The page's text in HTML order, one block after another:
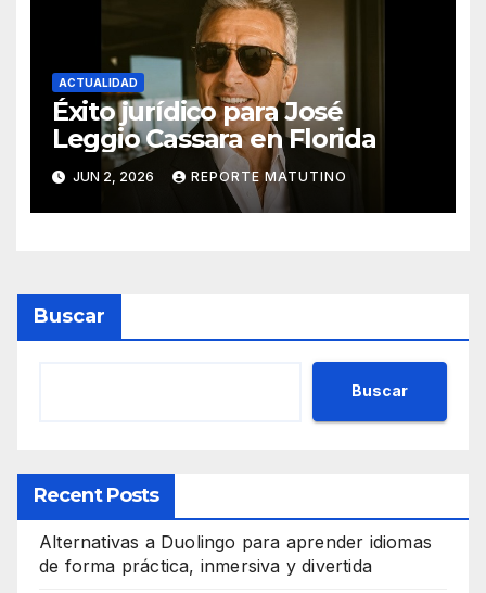
ACTUALIDAD
Éxito jurídico para José
Leggio Cassara en Florida
JUN 2, 2026 REPORTE MATUTINO
Buscar
Buscar
Recent Posts
Alternativas a Duolingo para aprender idiomas
de forma práctica, inmersiva y divertida